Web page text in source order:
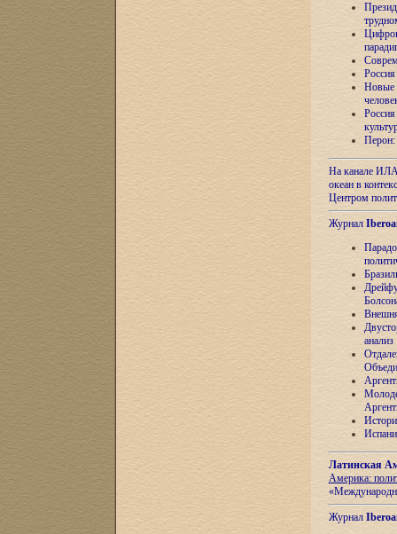
Новые
Перон:
На канале
океан в
Центром
Журнал
анализ
Латинская
Америка:
Журнал